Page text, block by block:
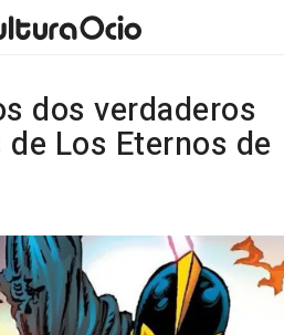
dos verdaderos
Los Eternos de